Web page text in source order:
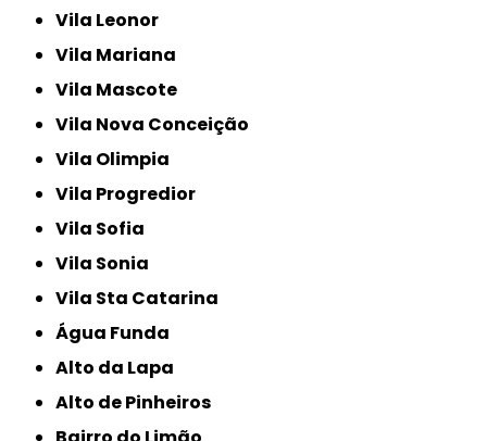
Vila Leonor
Vila Mariana
Vila Mascote
Vila Nova Conceição
Vila Olimpia
Vila Progredior
Vila Sofia
Vila Sonia
Vila Sta Catarina
Água Funda
Alto da Lapa
Alto de Pinheiros